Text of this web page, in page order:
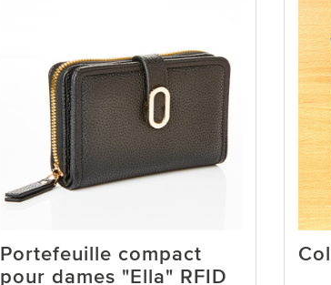
Portefeuille compact
pour dames "Ella" RFID